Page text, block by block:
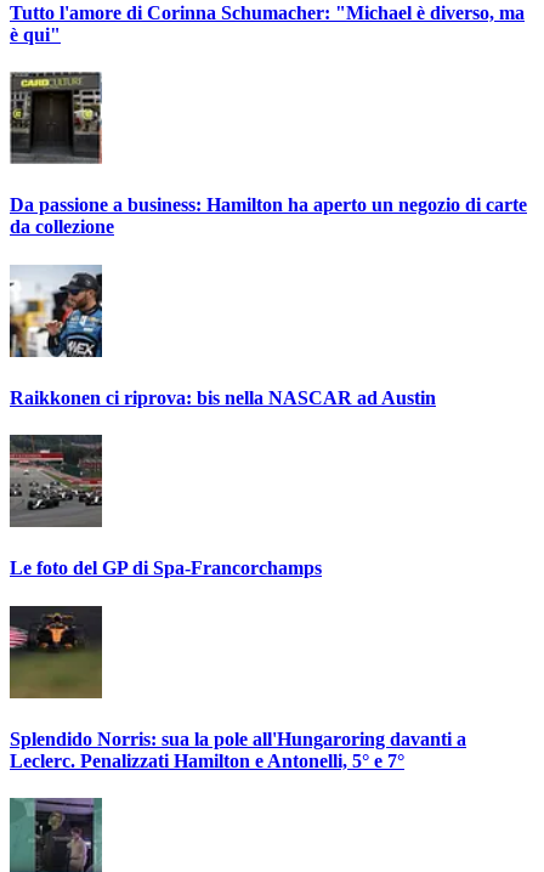
Tutto l'amore di Corinna Schumacher: "Michael è diverso, ma
è qui"
Da passione a business: Hamilton ha aperto un negozio di carte
da collezione
Raikkonen ci riprova: bis nella NASCAR ad Austin
Le foto del GP di Spa-Francorchamps
Splendido Norris: sua la pole all'Hungaroring davanti a
Leclerc. Penalizzati Hamilton e Antonelli, 5° e 7°